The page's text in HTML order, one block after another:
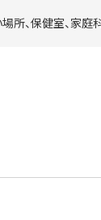
、保健室、家庭